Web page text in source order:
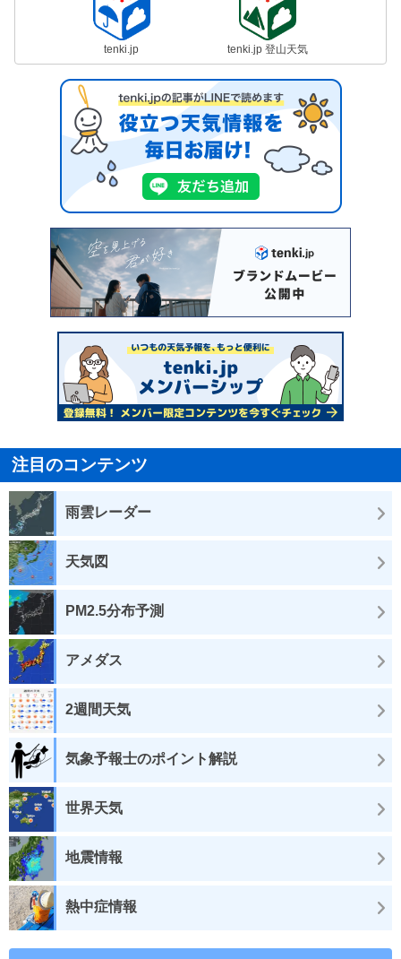
tenki.jp tenki.jp 登山天気
注目のコンテンツ
雨雲レーダー
天気図
PM2.5分布予測
アメダス
2週間天気
気象予報士のポイント解説
世界天気
地震情報
熱中症情報